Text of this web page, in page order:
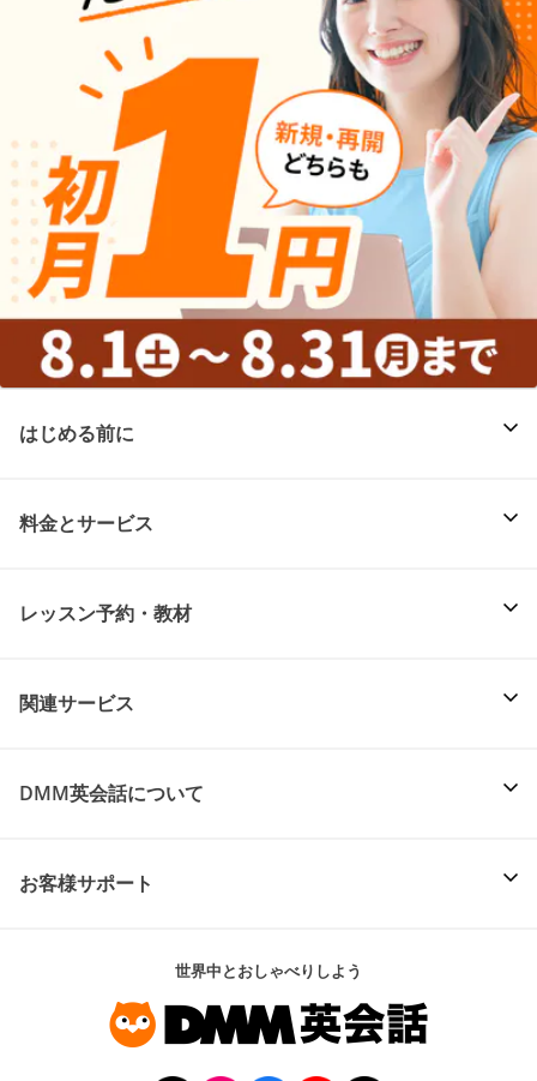
はじめる前に
料金とサービス
レッスン予約・教材
関連サービス
DMM英会話について
お客様サポート
世界中とおしゃべりしよう